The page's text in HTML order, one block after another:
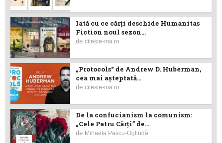
Iată cu ce cărţi deschide Humanitas
Fiction noul sezon...
deciteste-ma.ro
„Protocols“ de Andrew D. Huberman,
cea mai așteptată...
deciteste-ma.ro
De la confucianism la comunism:
„Cele Patru Cărți” de...
de Mihaela Pascu-Oglindă